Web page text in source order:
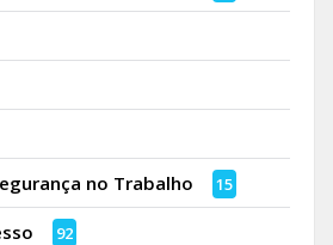
no Trabalho 15
92